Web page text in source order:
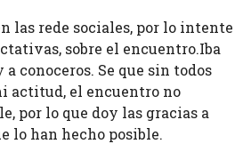
las rede sociales, por lo intente
sobre el encuentro.Iba
conoceros. Se que sin todos
actitud, el encuentro no
por lo que doy las gracias a
lo han hecho posible.